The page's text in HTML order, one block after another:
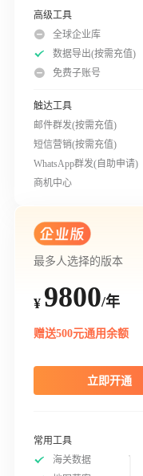
高级工具
全球企业库
数据导出(按需充值)
免费子账号
触达工具
邮件群发(按需充值)
短信营销(按需充值)
WhatsApp群发(自助申请)
商机中心
最多人选择的版本
¥ 9800/年
赠送500元通用余额
立即开通
常用工具
海关数据